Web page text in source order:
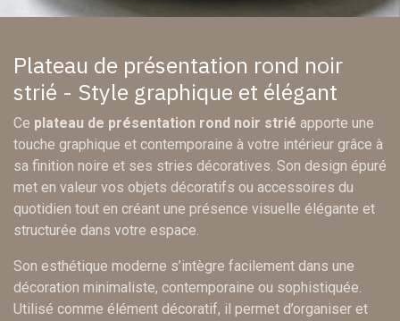
Plateau de présentation rond noir
strié - Style graphique et élégant
Ce plateau de présentation rond noir strié apporte une
touche graphique et contemporaine à votre intérieur grâce à
sa finition noire et ses stries décoratives. Son design épuré
met en valeur vos objets décoratifs ou accessoires du
quotidien tout en créant une présence visuelle élégante et
structurée dans votre espace.
Son esthétique moderne s’intègre facilement dans une
décoration minimaliste, contemporaine ou sophistiquée.
Utilisé comme élément décoratif, il permet d’organiser et